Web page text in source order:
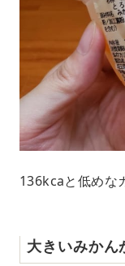
136kcaと低めな
大きいみかん